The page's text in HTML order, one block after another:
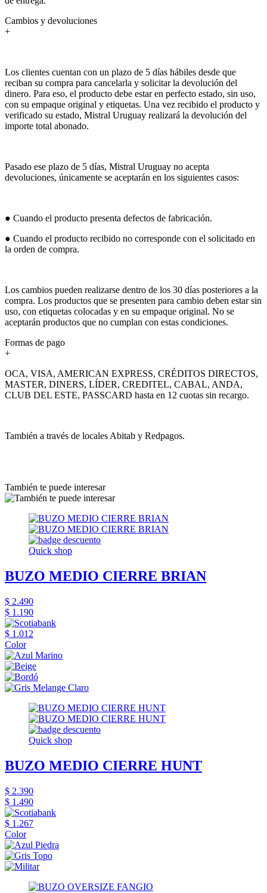
Cambios y devoluciones
+
Los clientes cuentan con un plazo de 5 días hábiles desde que
reciban su compra para cancelarla y solicitar la devolución del
dinero. Para eso, el producto debe estar en perfecto estado, sin uso,
con su empaque original y etiquetas. Una vez recibido el producto y
verificado su estado, Mistral Uruguay realizará la devolución del
importe total abonado.
Pasado ese plazo de 5 días, Mistral Uruguay no acepta
devoluciones, únicamente se aceptarán en los siguientes casos:
● Cuando el producto presenta defectos de fabricación.
● Cuando el producto recibido no corresponde con el solicitado en
la orden de compra.
Los cambios pueden realizarse dentro de los 30 días posteriores a la
compra. Los productos que se presenten para cambio deben estar sin
uso, con etiquetas colocadas y en su empaque original. No se
aceptarán productos que no cumplan con estas condiciones.
Formas de pago
+
OCA, VISA, AMERICAN EXPRESS, CRÉDITOS DIRECTOS,
MASTER, DINERS, LÍDER, CREDITEL, CABAL, ANDA,
CLUB DEL ESTE, PASSCARD hasta en 12 cuotas sin recargo.
También a través de locales Abitab y Redpagos.
También te puede interesar
Quick shop
BUZO MEDIO CIERRE BRIAN
$ 2.490
$ 1.190
$ 1.012
Color
Quick shop
BUZO MEDIO CIERRE HUNT
$ 2.390
$ 1.490
$ 1.267
Color